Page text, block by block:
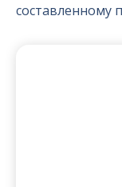
составленному